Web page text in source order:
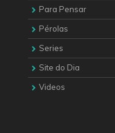
Para Pensar
Pérolas
Series
Site do Dia
Videos